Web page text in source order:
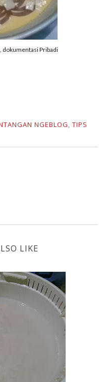
dokumentasi Pribadi
NGEBLOG, TIPS
LIKE